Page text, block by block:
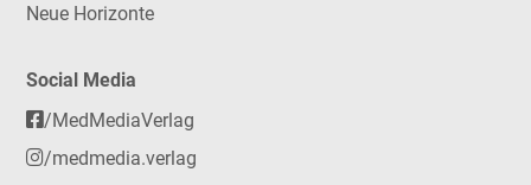
Neue Horizonte
Social Media
/MedMediaVerlag
/medmedia.verlag